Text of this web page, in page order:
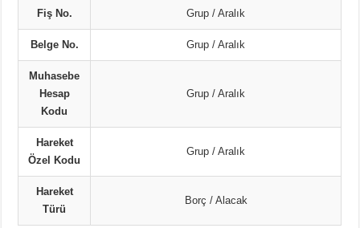
Fiş No. Grup / Aralık
Belge No. Grup / Aralık
Muhasebe
Hesap
Kodu
Grup / Aralık
Hareket
Özel Kodu
Grup / Aralık
Hareket
Türü
Borç / Alacak